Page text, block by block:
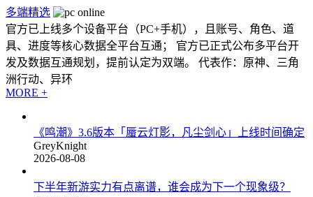
多端精选
官方已上线多个设备平台（PC+手机），且账号、角色、道
具、进度等核心数据全平台互通； 官方已正式公布多平台开
发及数据互通规划，提前认定为双端。 代表作：原神、三角
洲行动、异环
MORE +
《鸣潮》3.6版本「蜃云灯影，凡尘剑心」上线时间确定
GreyKnight
2026-08-08
下半年新游实力有点离谱，谁会成为下一个现象级？